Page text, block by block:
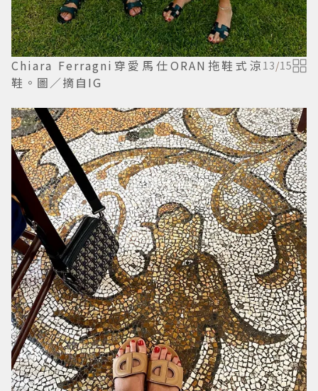
Chiara Ferragni穿愛馬仕ORAN拖鞋式涼
鞋。圖／摘自IG
13/15